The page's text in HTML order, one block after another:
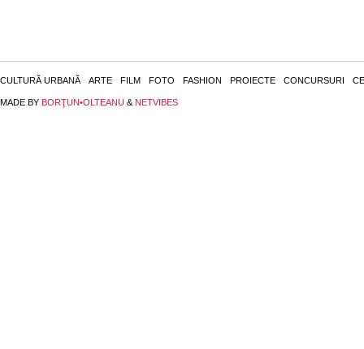
CULTURĂ URBANĂ ARTE FILM FOTO FASHION PROIECTE CONCURSURI
MADE BY BORŢUN•OLTEANU & NETVIBES